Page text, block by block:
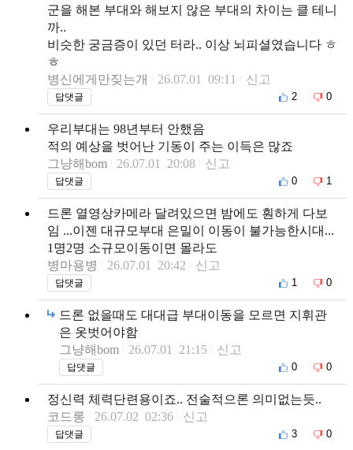
군을 해본 부대와 해보지 않은 부대의 차이는 클 테니
까..
비슷한 궁금증이 있던 터라.. 이상 뇌피셜였습니다 ㅎ
ㅎ
병신에게만짖는개
26.07.01 09:11 신고
답댓글 2 0
우리부대는 98년부터 안했음
적의 예상을 벗어난 기동이 주는 이득은 많죠
그냥해bom
26.07.01 20:08 신고
답댓글 0 1
드론 열영상카메라 달려있으면 밤에도 훤하게 다보
임 ...이젠 대규모부대 은밀이 이동이 불가능한시대...
1명2명 소규모이동이면 몰라도
병마용병
26.07.01 20:42 신고
답댓글 1 0
드론 없을때도 대대급 부대이동을 모르면 지휘관
은 옷벗어야함
그냥해bom
26.07.01 21:15 신고
답댓글 0 0
정신력 체력단련용이죠.. 전술적으론 의미없는듯..
코드롱
26.07.02 02:36 신고
답댓글 3 0